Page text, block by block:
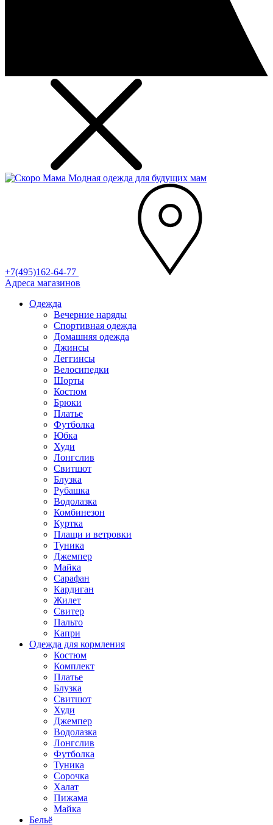
Модная одежда для будущих мам
+7(495)162-64-77
Адреса магазинов
Одежда
Вечерние наряды
Спортивная одежда
Домашняя одежда
Джинсы
Леггинсы
Велосипедки
Шорты
Костюм
Брюки
Платье
Футболка
Юбка
Худи
Лонгслив
Свитшот
Блузка
Рубашка
Водолазка
Комбинезон
Куртка
Плащи и ветровки
Туника
Джемпер
Майка
Сарафан
Кардиган
Жилет
Свитер
Пальто
Капри
Одежда для кормления
Костюм
Комплект
Платье
Блузка
Свитшот
Худи
Джемпер
Водолазка
Лонгслив
Футболка
Туника
Сорочка
Халат
Пижама
Майка
Бельё